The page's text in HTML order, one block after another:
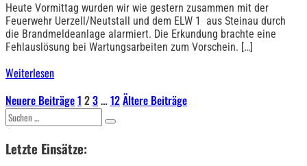
Heute Vormittag wurden wir wie gestern zusammen mit der
Feuerwehr Uerzell/Neutstall und dem ELW 1 aus Steinau durch
die Brandmeldeanlage alarmiert. Die Erkundung brachte eine
Fehlauslösung bei Wartungsarbeiten zum Vorschein. […]
Weiterlesen
Seitennummerierung
der
Beiträge
Neuere Beiträge1 23…12Ältere Beiträge
Suchen
nach:
Letzte Einsätze: